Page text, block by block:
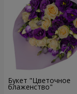
Букет "Цветочное
блаженство"